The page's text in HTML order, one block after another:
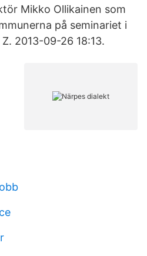
Mikko Ollikainen som
på seminariet i
2013-09-26 18:13.